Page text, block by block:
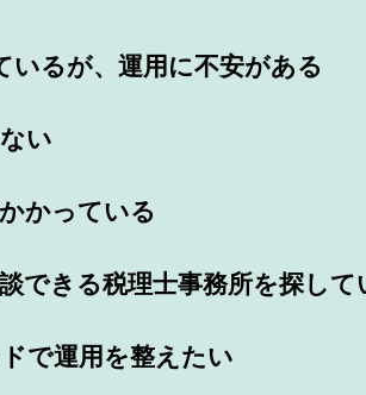
るが、運⽤に不安がある
い
かっている
できる税理⼠事務所を探して
で運⽤を整えたい